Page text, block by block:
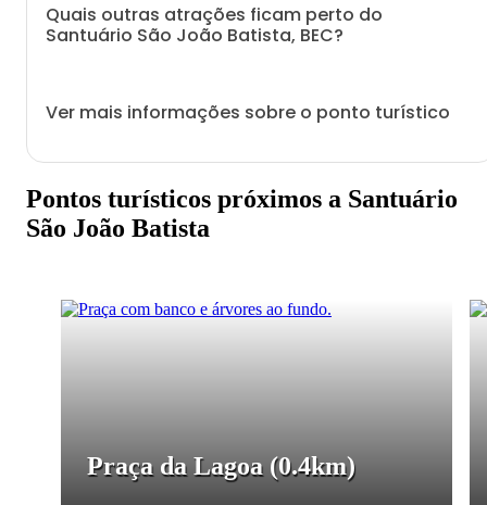
Quais outras atrações ficam perto do
Santuário São João Batista, BEC?
Ver mais informações sobre o ponto turístico
Pontos turísticos próximos a Santuário
São João Batista
Praça da Lagoa (0.4km)